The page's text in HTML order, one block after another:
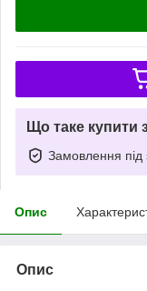
Що таке купити
Замовлення під
Опис
Опис